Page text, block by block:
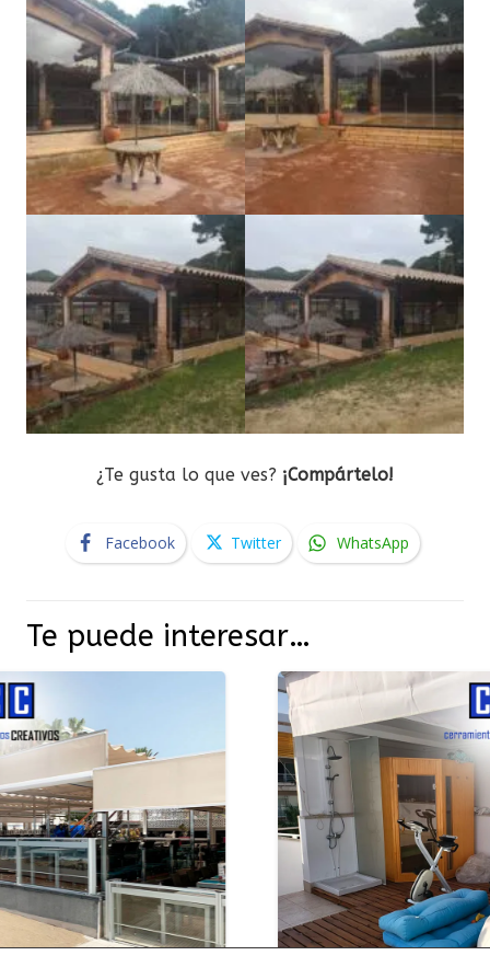
¿Te gusta lo que ves? ¡Compártelo!
Facebook Twitter WhatsApp
Te puede interesar…